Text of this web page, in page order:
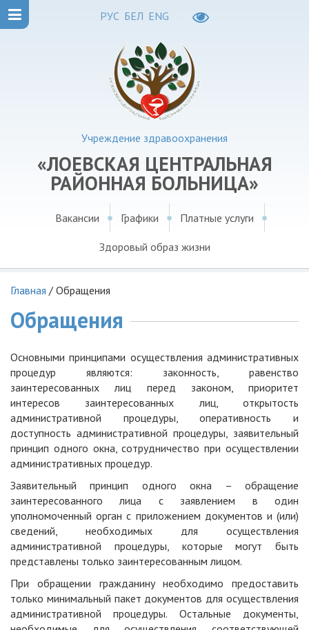
РУС БЕЛ ENG
Учреждение здравоохранения
«ЛОЕВСКАЯ ЦЕНТРАЛЬНАЯ
РАЙОННАЯ БОЛЬНИЦА»
Вакансии Графики Платные услуги
Здоровый образ жизни
Главная / Обращения
Обращения
Основными принципами осуществления административных
процедур являются: законность, равенство
заинтересованных лиц перед законом, приоритет
интересов заинтересованных лиц, открытость
административной процедуры, оперативность и
доступность административной процедуры, заявительный
принцип одного окна, сотрудничество при осуществлении
административных процедур.
Заявительный принцип одного окна – обращение
заинтересованного лица с заявлением в один
уполномоченный орган с приложением документов и (или)
сведений, необходимых для осуществления
административной процедуры, которые могут быть
представлены только заинтересованным лицом.
При обращении гражданину необходимо предоставить
только минимальный пакет документов для осуществления
административной процедуры. Остальные документы,